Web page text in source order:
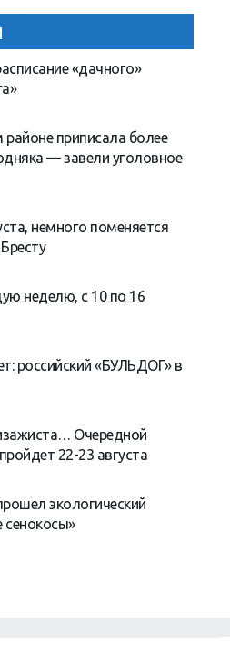
«дачного»
приписала более
— завели уголовное
немного поменяется
неделю, с 10 по 16
российский «БУЛЬДОГ» в
Очередной
22-23 августа
экологический
сенокосы»